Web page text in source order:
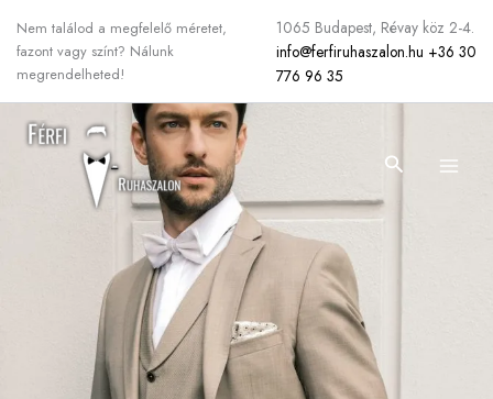
Nem találod a megfelelő méretet,
fazont vagy színt? Nálunk
megrendelheted!
1065 Budapest, Révay köz 2-4.
info@ferfiruhaszalon.hu +36 30
776 96 35
Search